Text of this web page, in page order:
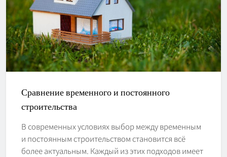
Сравнение временного и постоянного
строительства
В современных условиях выбор между временным
и постоянным строительством становится всё
более актуальным. Каждый из этих подходов имеет